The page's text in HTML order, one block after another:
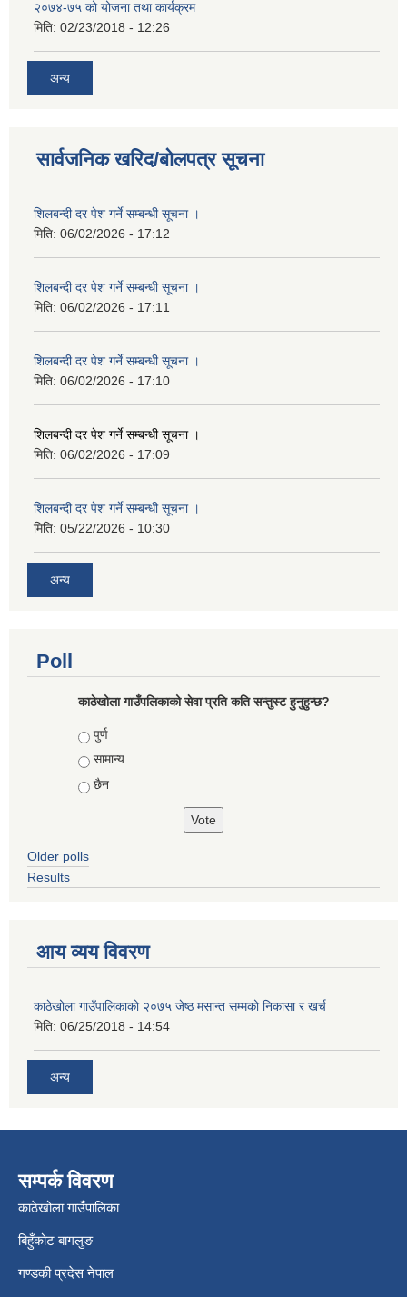
२०७४-७५ को योजना तथा कार्यक्रम
मिति: 02/23/2018 - 12:26
अन्य
सार्वजनिक खरिद/बोलपत्र सूचना
शिलबन्दी दर पेश गर्ने सम्बन्धी सूचना ।
मिति: 06/02/2026 - 17:12
शिलबन्दी दर पेश गर्ने सम्बन्धी सूचना ।
मिति: 06/02/2026 - 17:11
शिलबन्दी दर पेश गर्ने सम्बन्धी सूचना ।
मिति: 06/02/2026 - 17:10
शिलबन्दी दर पेश गर्ने सम्बन्धी सूचना ।
मिति: 06/02/2026 - 17:09
शिलबन्दी दर पेश गर्ने सम्बन्धी सूचना ।
मिति: 05/22/2026 - 10:30
अन्य
Poll
काठेखोला गाउँपलिकाको सेवा प्रति कति सन्तुस्ट हुनुहुन्छ?
Choices
पुर्ण
सामान्य
छैन
Older polls
Results
आय व्यय विवरण
काठेखोला गाउँपालिकाको २०७५ जेष्ठ मसान्त सम्मको निकासा र खर्च
मिति: 06/25/2018 - 14:54
अन्य
सम्पर्क विवरण
काठेखोला गाउँपालिका
बिहुँकोट बागलुङ
गण्डकी प्रदेस नेपाल